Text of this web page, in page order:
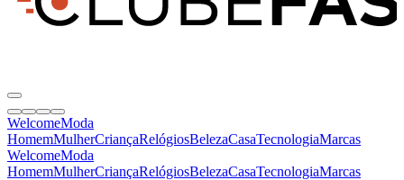
WelcomeModa
HomemMulherCriançaRelógiosBelezaCasaTecnologiaMarcas
WelcomeModa
HomemMulherCriançaRelógiosBelezaCasaTecnologiaMarcas